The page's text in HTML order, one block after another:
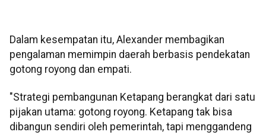
Dalam kesempatan itu, Alexander membagikan
pengalaman memimpin daerah berbasis pendekatan
gotong royong dan empati.
"Strategi pembangunan Ketapang berangkat dari satu
pijakan utama: gotong royong. Ketapang tak bisa
dibangun sendiri oleh pemerintah, tapi menggandeng